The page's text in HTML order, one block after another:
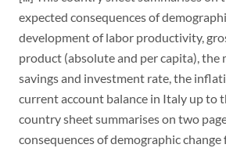
expected consequences of
development of labor productivity,
product (absolute and per capita), the
savings and investment rate, the
current account balance in Italy up to
country sheet summarises on two
consequences of demographic change